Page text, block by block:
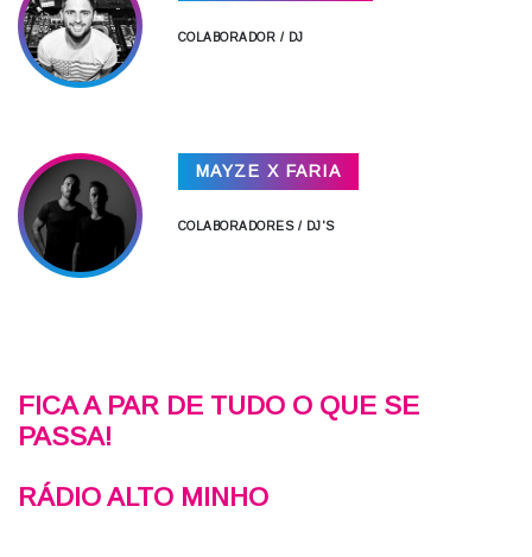
COLABORADOR / DJ
MAYZE X FARIA
COLABORADORES / DJ'S
FICA A PAR DE TUDO O QUE SE
PASSA!
RÁDIO ALTO MINHO